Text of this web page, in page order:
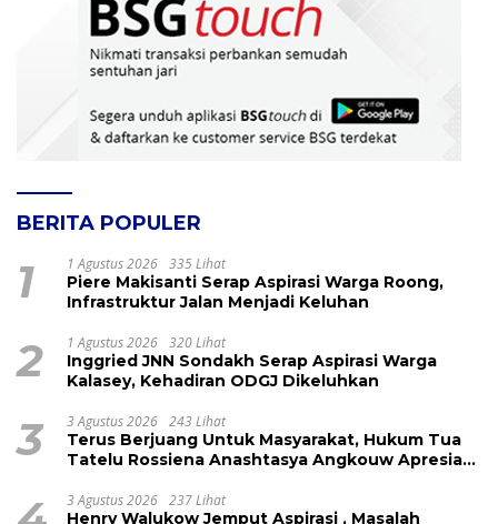
BERITA POPULER
1 1 Agustus 2026 335 Lihat
Piere Makisanti Serap Aspirasi Warga Roong,
Infrastruktur Jalan Menjadi Keluhan
2 1 Agustus 2026 320 Lihat
Inggried JNN Sondakh Serap Aspirasi Warga
Kalasey, Kehadiran ODGJ Dikeluhkan
3 3 Agustus 2026 243 Lihat
Terus Berjuang Untuk Masyarakat, Hukum Tua
Tatelu Rossiena Anashtasya Angkouw Apresiasi
3 Agustus 2026 237 Lihat
Henry Walukow Jemput Aspirasi , Masalah